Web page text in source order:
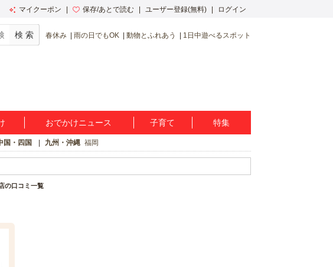
マイクーポン 保存/あとで読む ユーザー登録(無料) ログイン
春休み 雨の日でもOK 動物とふれあう 1日中遊べるスポット
おでかけニュース 子育て 特集
国・四国 九州・沖縄 福岡
の口コミ一覧